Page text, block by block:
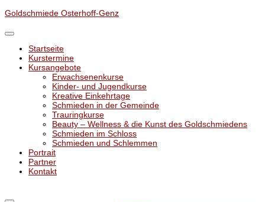
Unter
Inhalt
Goldschmiede Osterhoff-Genz
Startseite
Kurstermine
Kursangebote
Erwachsenenkurse
Kinder- und Jugendkurse
Kreative Einkehrtage
Schmieden in der Gemeinde
Trauringkurse
Beauty – Wellness & die Kunst des Goldschmiedens
Schmieden im Schloss
Schmieden und Schlemmen
Portrait
Partner
Kontakt